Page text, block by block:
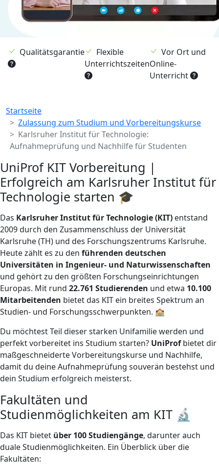
Qualitätsgarantie
Flexible
Unterrichtszeiten
Vor Ort und
Online-
Unterricht
Breadcrumb
Startseite
Zulassung zum Studium und Vorbereitungskurse
Karlsruher Institut für Technologie:
Aufnahmeprüfung und Nachhilfe für Studenten
UniProf KIT Vorbereitung |
Erfolgreich am Karlsruher Institut für
Technologie starten 🎓
Das Karlsruher Institut für Technologie (KIT) entstand
2009 durch den Zusammenschluss der Universität
Karlsruhe (TH) und des Forschungszentrums Karlsruhe.
Heute zählt es zu den führenden deutschen
Universitäten in Ingenieur- und Naturwissenschaften
und gehört zu den größten Forschungseinrichtungen
Europas. Mit rund 22.761 Studierenden und etwa 10.100
Mitarbeitenden bietet das KIT ein breites Spektrum an
Studien- und Forschungsschwerpunkten. 🏫
Du möchtest Teil dieser starken Unifamilie werden und
perfekt vorbereitet ins Studium starten? UniProfbietet dir
maßgeschneiderte Vorbereitungskurse und Nachhilfe,
damit du deine Aufnahmeprüfung souverän bestehst und
dein Studium erfolgreich meisterst.
Fakultäten und
Studienmöglichkeiten am KIT 🔬
Das KIT bietet über 100 Studiengänge, darunter auch
duale Studienmöglichkeiten. Ein Überblick über die
Fakultäten: